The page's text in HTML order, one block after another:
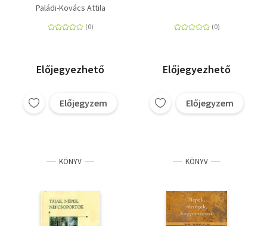
Paládi-Kovács Attila
Előjegyezhető
Előjegyzem
Előjegyezhető
Előjegyzem
KÖNYV KÖNYV